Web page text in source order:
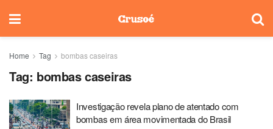
Home Tag bombas caseiras
Tag: bombas caseiras
Investigação revela plano de atentado com
bombas em área movimentada do Brasil